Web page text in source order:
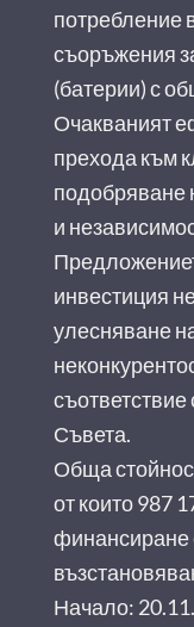
потребление
съоръжения
(батерии) с
Очакваният
прехода към
подобряване
и
инвестиция
улесняване
Съвета.
Обща
от които 987
финансиране
Начало: